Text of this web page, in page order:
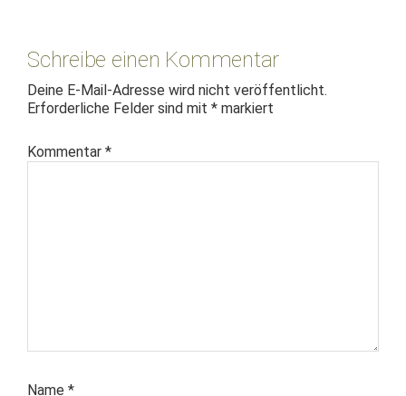
Interaktionen
Schreibe einen Kommentar
Deine E-Mail-Adresse wird nicht veröffentlicht.
Erforderliche Felder sind mit * markiert
Kommentar *
Name *